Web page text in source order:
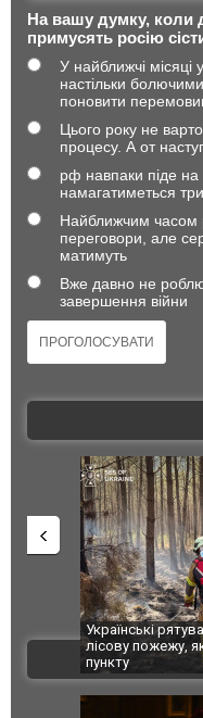
На вашу думку, коли
примусять росію
У найближчі місяці
настільки
поновити
Цього року не
процесу. А от
рф навпаки піде на
намагатиметься
Найближчим часом
переговори, але
матимуть
Вже давно не
завершення війни
Іноземні
показало
зброї агресора.